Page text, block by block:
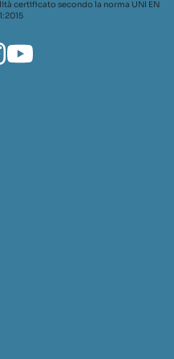
certificato secondo la norma UNI EN